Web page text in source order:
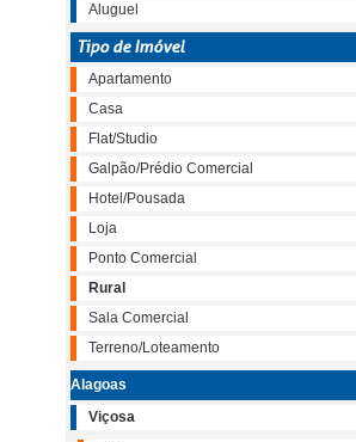
Aluguel
Tipo de Imóvel
Apartamento
Casa
Flat/Studio
Galpão/Prédio Comercial
Hotel/Pousada
Loja
Ponto Comercial
Rural
Sala Comercial
Terreno/Loteamento
Alagoas
Viçosa